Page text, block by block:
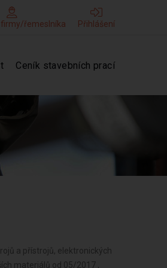
firmy/řemeslníka Přihlášení
Ceník stavebních prací
a přístrojů, elektronických
materiálů od 05/2017 ,